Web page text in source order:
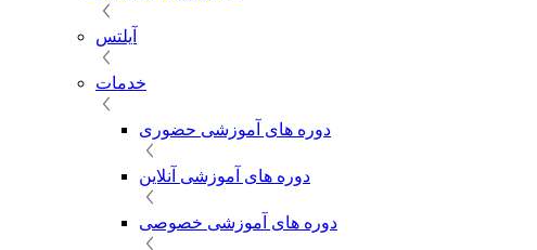
آیلتس
خدمات
دوره های آموزشی حضوری
دوره های آموزشی آنلاین
دوره های آموزشی خصوصی